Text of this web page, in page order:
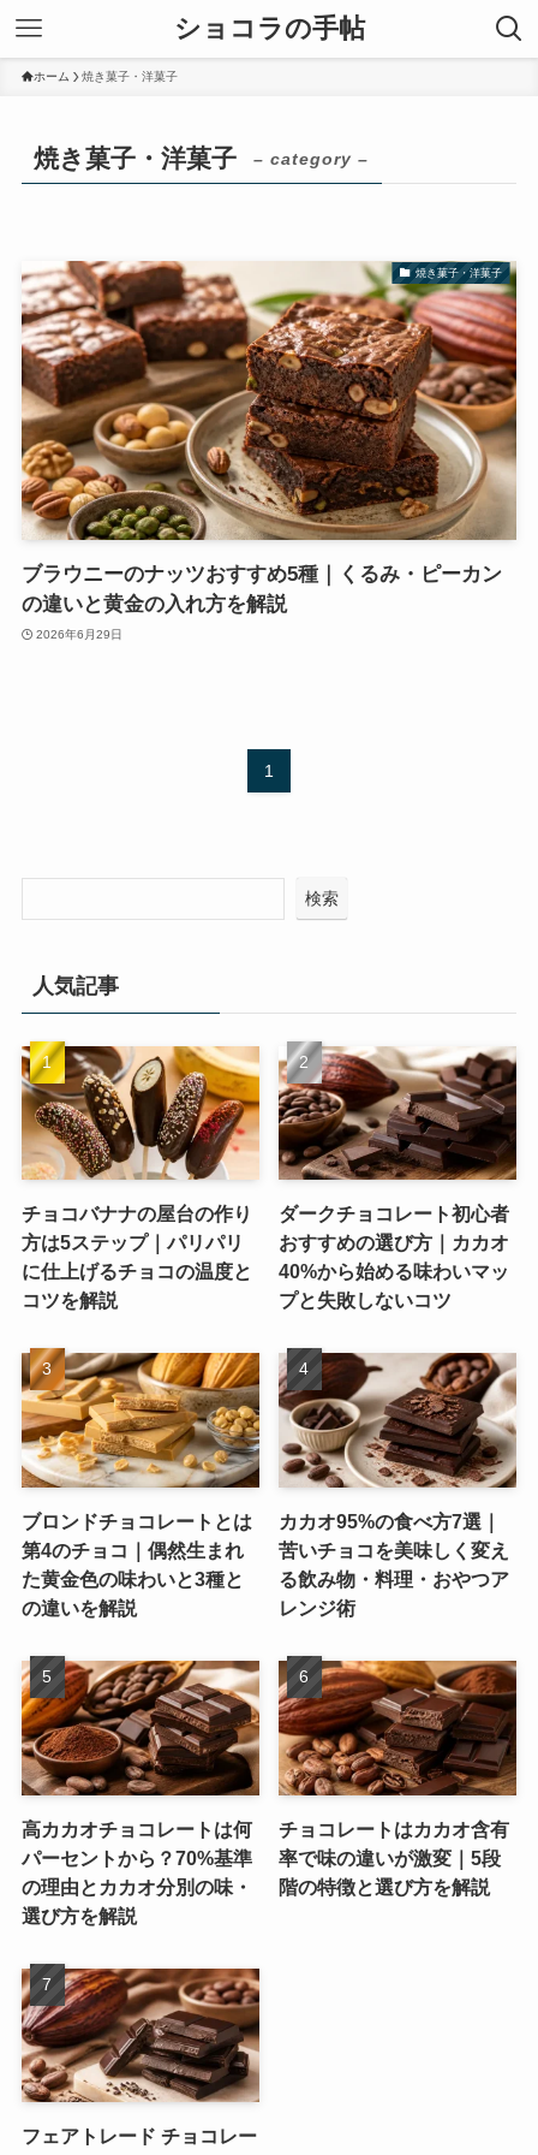
ショコラの手帖
ホーム 焼き菓子・洋菓子
焼き菓子・洋菓子 – category –
焼き菓子・洋菓子
ブラウニーのナッツおすすめ5種｜くるみ・ピーカン
の違いと黄金の入れ方を解説
2026年6月29日
1
検索
人気記事
チョコバナナの屋台の作り
方は5ステップ｜パリパリ
に仕上げるチョコの温度と
コツを解説
ダークチョコレート初心者
おすすめの選び方｜カカオ
40%から始める味わいマッ
プと失敗しないコツ
ブロンドチョコレートとは
第4のチョコ｜偶然生まれ
た黄金色の味わいと3種と
の違いを解説
カカオ95%の食べ方7選｜
苦いチョコを美味しく変え
る飲み物・料理・おやつア
レンジ術
高カカオチョコレートは何
パーセントから？70%基準
の理由とカカオ分別の味・
選び方を解説
チョコレートはカカオ含有
率で味の違いが激変｜5段
階の特徴と選び方を解説
フェアトレード チョコレー